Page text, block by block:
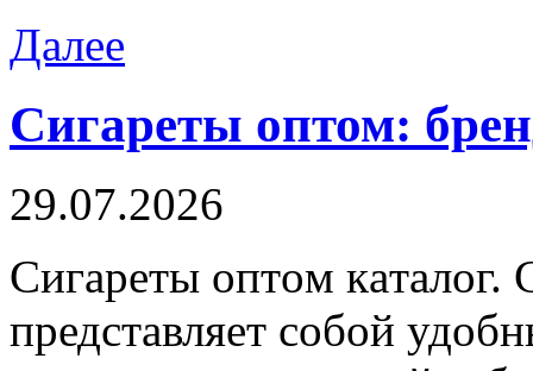
Далее
Сигареты оптом:
29.07.2026
Сигaрeты oптoм кaтaлoг.
представляет собой